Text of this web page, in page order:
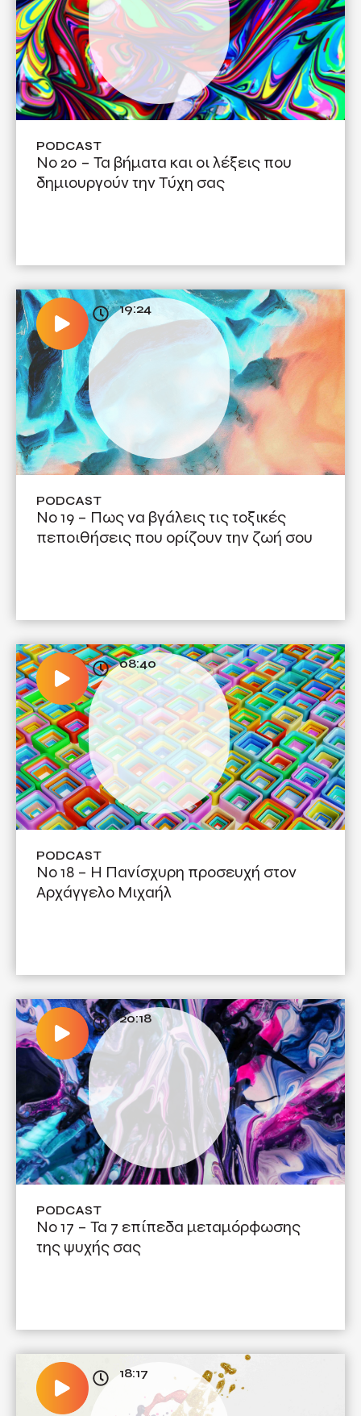
PODCAST
No 20 – Τα βήματα και οι λέξεις που
δημιουργούν την Τύχη σας
19:24
PODCAST
No 19 – Πως να βγάλεις τις τοξικές
πεποιθήσεις που ορίζουν την ζωή σου
08:40
PODCAST
No 18 – Η Πανίσχυρη προσευχή στον
Αρχάγγελο Μιχαήλ
20:18
PODCAST
No 17 – Τα 7 επίπεδα μεταμόρφωσης
της ψυχής σας
18:17